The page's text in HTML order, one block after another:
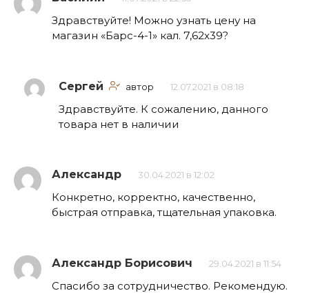
Здравствуйте! Можно узнать цену на
магазин «Барс-4-1» кал. 7,62х39?
Сергей автор 12.07.2021 в 08:18
Здравствуйте. К сожалению, данного
товара нет в наличии
Александр 30.04.2021 в 12:02
Конкретно, корректно, качественно,
быстрая отправка, тщательная упаковка.
Александр Борисович 29.04.2021 в 11:54
Спасибо за сотрудничество. Рекомендую.